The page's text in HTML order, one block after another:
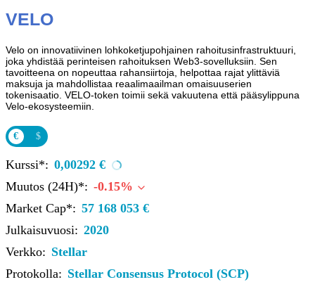
VELO
Velo on innovatiivinen lohkoketjupohjainen rahoitusinfrastruktuuri,
joka yhdistää perinteisen rahoituksen Web3-sovelluksiin. Sen
tavoitteena on nopeuttaa rahansiirtoja, helpottaa rajat ylittäviä
maksuja ja mahdollistaa reaalimaailman omaisuuserien
tokenisaatio. VELO-token toimii sekä vakuutena että pääsylippuna
Velo-ekosysteemiin.
€ $
Kurssi*: 0,00292 €
Muutos (24H)*: -0.15%
Market Cap*: 57 168 053 €
Julkaisuvuosi: 2020
Verkko: Stellar
Protokolla: Stellar Consensus Protocol (SCP)